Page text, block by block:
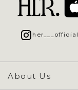
About Us
her___official